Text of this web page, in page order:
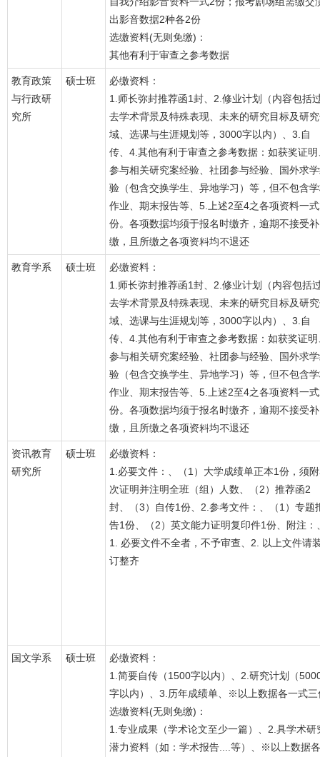
出影音数据2种各2份
选缴资料(无则免缴)：
其他有利于审查之参考数据
教育政策
与行政研
究所
硕士班
必缴资料：
1.师长弥封推荐函1封、2.修业计划（内容包括
去学术背景及特殊表现、未来的研究目标及研
域、选课与生涯规划等，3000字以内）、3.自
传、4.其他有利于审查之参考数据：如获奖证明
参与相关研究案经验、社团参与经验、国外求
验（包含交换学生、异地学习）等，但不包含
作业、期末报告等、5.上述2至4之各项资料一
份。各项数据均须于报名时缴齐，逾期不接受补
缴，且所缴之各项资料均不退还
教育学系 硕士班
必缴资料：
1.师长弥封推荐函1封、2.修业计划（内容包括
去学术背景及特殊表现、未来的研究目标及研
域、选课与生涯规划等，3000字以内）、3.自
传、4.其他有利于审查之参考数据：如获奖证明
参与相关研究案经验、社团参与经验、国外求
验（包含交换学生、异地学习）等，但不包含
作业、期末报告等、5.上述2至4之各项资料一
份。各项数据均须于报名时缴齐，逾期不接受补
缴，且所缴之各项资料均不退还
资讯教育
研究所
硕士班
必缴资料：
1.必要文件：、（1）大学成绩单正本1份，须
次证明并注明全班（组）人数、（2）推荐函2
封、（3）自传1份、2.参考文件：、（1）专题
告1份、（2）英文能力证明复印件1份、附注：
1. 必要文件不全者，不予审查、2. 以上文件请
订整齐
国文学系 硕士班
必缴资料：
1.简要自传（1500字以内）、2.研究计划（
字以内）、3.历年成绩单、※以上数据各一式三
选缴资料(无则免缴)：
1.专业成果（学术论文至少一篇）、2.具学术研
潜力资料（如：学术报告....等）、※以上数据各